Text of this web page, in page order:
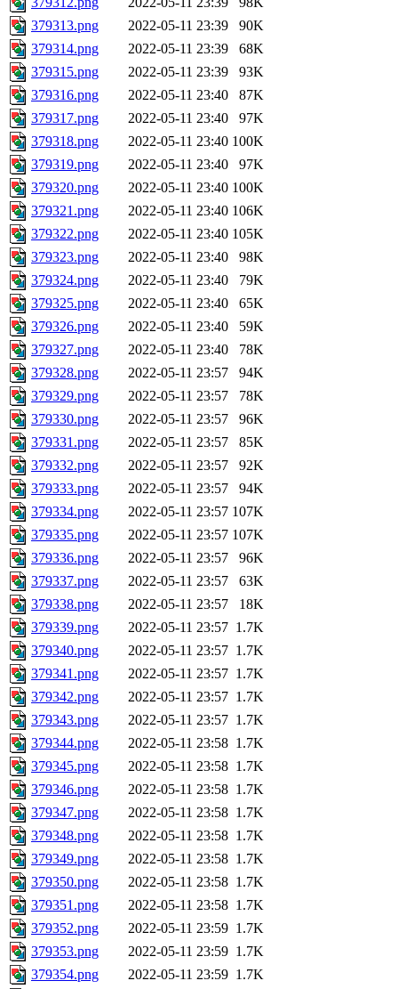
379313.png
2022-05-11 23:39
90K
379314.png
2022-05-11 23:39
68K
379315.png
2022-05-11 23:39
93K
379316.png
2022-05-11 23:40
87K
379317.png
2022-05-11 23:40
97K
379318.png
2022-05-11 23:40 100K
379319.png
2022-05-11 23:40
97K
379320.png
2022-05-11 23:40 100K
379321.png
2022-05-11 23:40 106K
379322.png
2022-05-11 23:40 105K
379323.png
2022-05-11 23:40
98K
379324.png
2022-05-11 23:40
79K
379325.png
2022-05-11 23:40
65K
379326.png
2022-05-11 23:40
59K
379327.png
2022-05-11 23:40
78K
379328.png
2022-05-11 23:57
94K
379329.png
2022-05-11 23:57
78K
379330.png
2022-05-11 23:57
96K
379331.png
2022-05-11 23:57
85K
379332.png
2022-05-11 23:57
92K
379333.png
2022-05-11 23:57
94K
379334.png
2022-05-11 23:57 107K
379335.png
2022-05-11 23:57 107K
379336.png
2022-05-11 23:57
96K
379337.png
2022-05-11 23:57
63K
379338.png
2022-05-11 23:57
18K
379339.png
2022-05-11 23:57 1.7K
379340.png
2022-05-11 23:57 1.7K
379341.png
2022-05-11 23:57 1.7K
379342.png
2022-05-11 23:57 1.7K
379343.png
2022-05-11 23:57 1.7K
379344.png
2022-05-11 23:58 1.7K
379345.png
2022-05-11 23:58 1.7K
379346.png
2022-05-11 23:58 1.7K
379347.png
2022-05-11 23:58 1.7K
379348.png
2022-05-11 23:58 1.7K
379349.png
2022-05-11 23:58 1.7K
379350.png
2022-05-11 23:58 1.7K
379351.png
2022-05-11 23:58 1.7K
379352.png
2022-05-11 23:59 1.7K
379353.png
2022-05-11 23:59 1.7K
379354.png
2022-05-11 23:59 1.7K